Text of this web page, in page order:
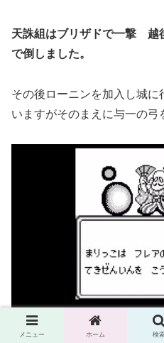
天誅組はブリザドで一撃 越
で倒しました。
その後ローニンを加入し城
いますがそのまえに与一の弓
メニュー ホーム 検